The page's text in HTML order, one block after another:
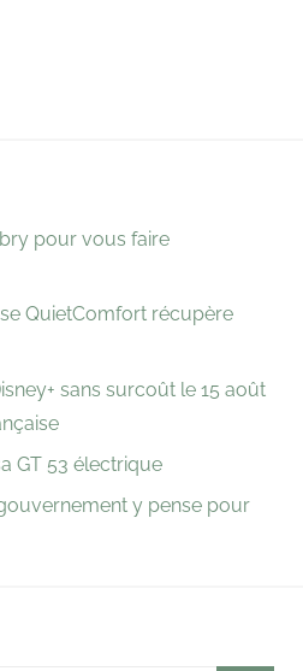
pour vous faire
QuietComfort récupère
sans surcoût le 15 août
GT 53 électrique
y pense pour